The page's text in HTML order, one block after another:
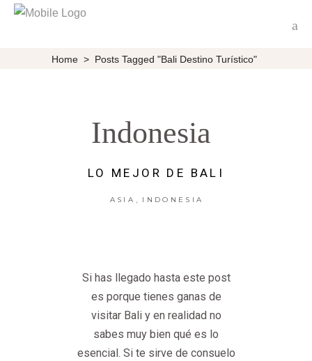
Home > Posts Tagged "Bali Destino Turístico"
Indonesia
LO MEJOR DE BALI
ASIA , INDONESIA
Si has llegado hasta este post
es porque tienes ganas de
visitar Bali y en realidad no
sabes muy bien qué es lo
esencial. Si te sirve de consuelo